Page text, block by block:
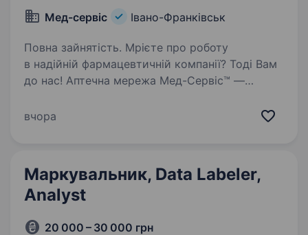
Мед-сервіс Івано-Франківськ
Повна зайнятість. Мрієте про роботу
в надійній фармацевтичній компанії? Тоді Вам
до нас! Аптечна мережа Мед-Сервіс™ —
Ми на фармацевтичному ринку вже понад 28
вчора
Маркувальник, Data Labeler,
Analyst
20 000 – 30 000 грн